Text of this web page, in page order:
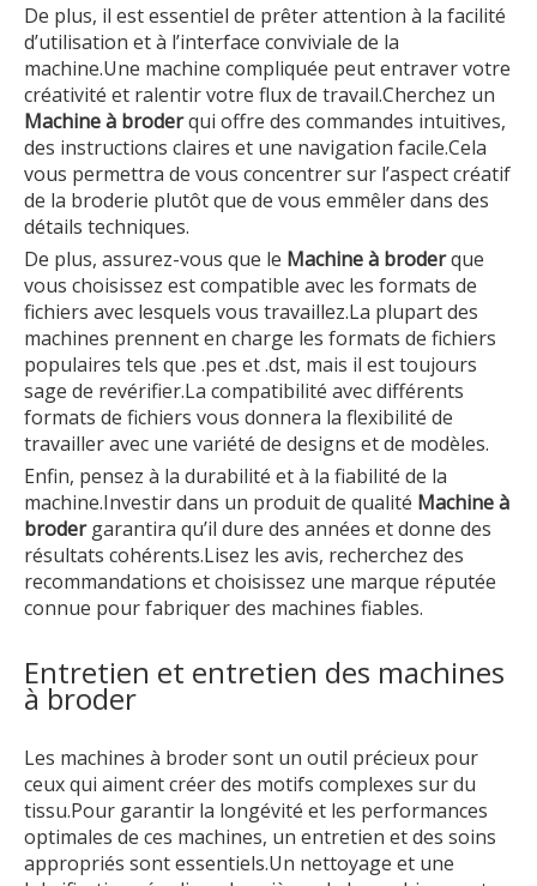
De plus, il est essentiel de prêter attention à la facilité
d’utilisation et à l’interface conviviale de la
machine.Une machine compliquée peut entraver votre
créativité et ralentir votre flux de travail.Cherchez un
Machine à broderqui offre des commandes intuitives,
des instructions claires et une navigation facile.Cela
vous permettra de vous concentrer sur l’aspect créatif
de la broderie plutôt que de vous emmêler dans des
détails techniques.
De plus, assurez-vous que le Machine à broderque
vous choisissez est compatible avec les formats de
fichiers avec lesquels vous travaillez.La plupart des
machines prennent en charge les formats de fichiers
populaires tels que .pes et .dst, mais il est toujours
sage de revérifier.La compatibilité avec différents
formats de fichiers vous donnera la flexibilité de
travailler avec une variété de designs et de modèles.
Enfin, pensez à la durabilité et à la fiabilité de la
machine.Investir dans un produit de qualité Machine à
brodergarantira qu’il dure des années et donne des
résultats cohérents.Lisez les avis, recherchez des
recommandations et choisissez une marque réputée
connue pour fabriquer des machines fiables.
Entretien et entretien des machines
à broder
Les machines à broder sont un outil précieux pour
ceux qui aiment créer des motifs complexes sur du
tissu.Pour garantir la longévité et les performances
optimales de ces machines, un entretien et des soins
appropriés sont essentiels.Un nettoyage et une